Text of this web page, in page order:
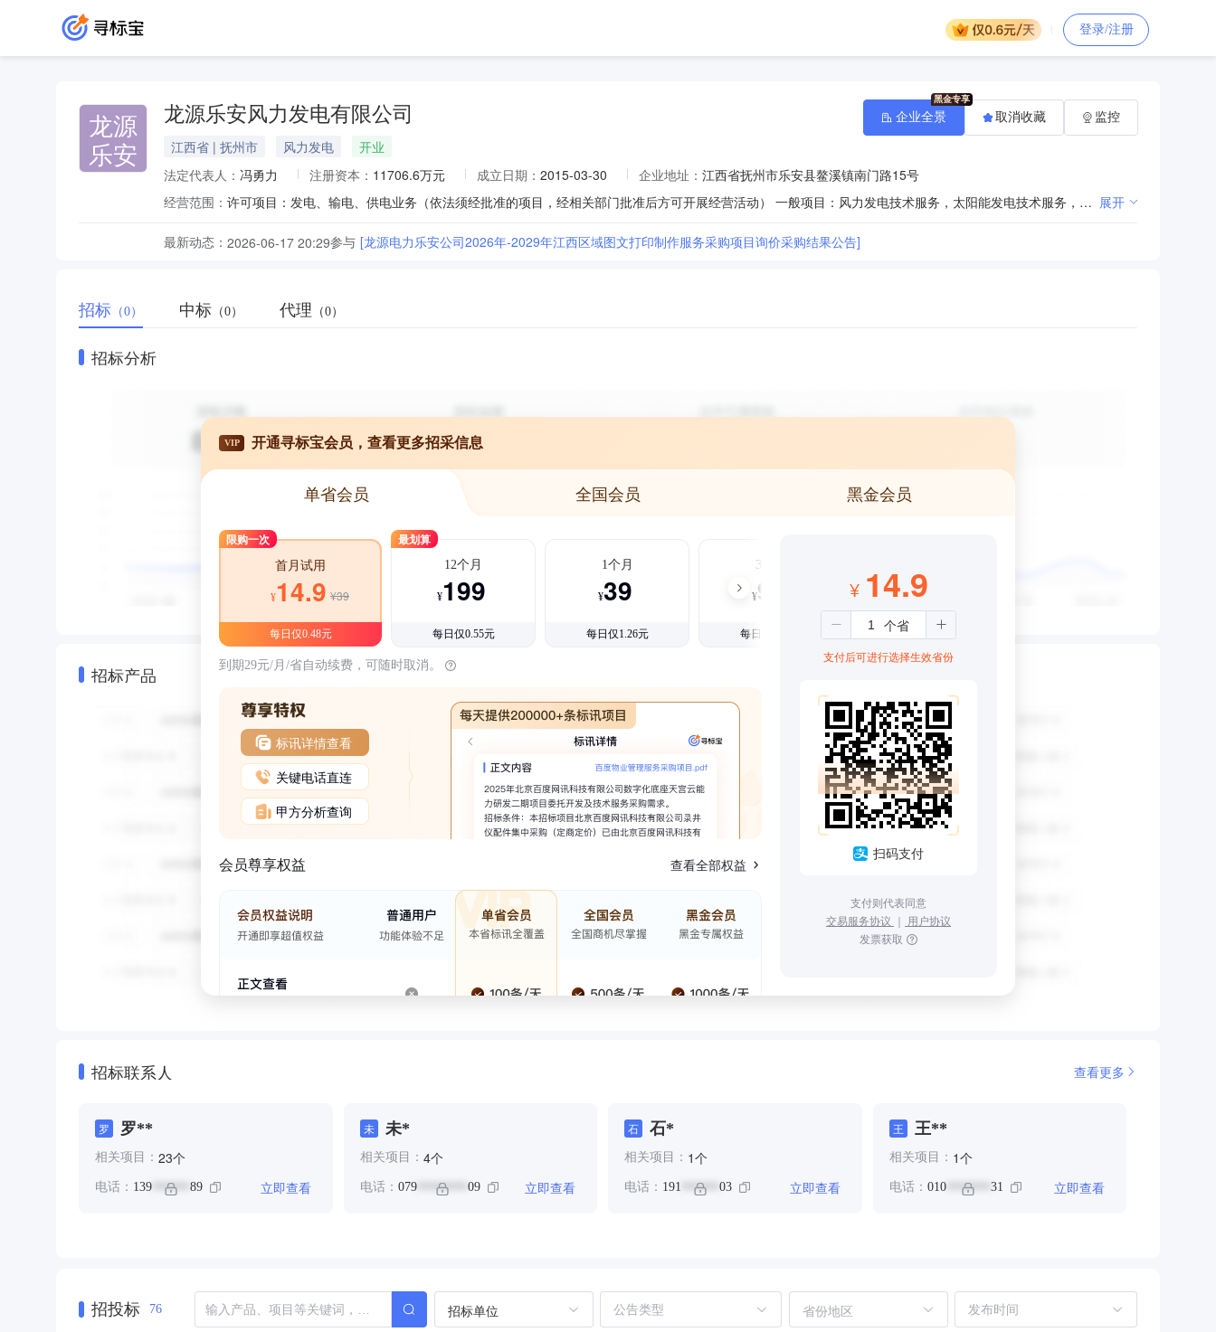
登录/注册
龙源
乐安
龙源乐安风力发电有限公司
江西省 | 抚州市 风力发电
开业
法定代表人： 冯勇力 注册资本： 11706.6万元 成立日期： 2015-03-30 企业地址： 江西省抚州市乐安县鳌溪镇南门路15号
经营范围：
许可项目：发电、输电、供电业务（依法须经批准的项目，经相关部门批准后方可开展经营活动） 一般项目：风力发电技术服务，太阳能发电技术服务，新兴能源技术研发，电气设备修理，通用设备修理，技术服务、技术开发、技术咨询、技术交流、技术转让、技术推广（除许可业务外，可自主依法经营法律法规非禁止或限制的项目） 展开
最新动态： 2026-06-17 20:29参与 [龙源电力乐安公司2026年-2029年江西区域图文打印制作服务采购项目询价采购结果公告]
企业全景 取消收藏 监控
招标 （0） 中标 （0） 代理 （0）
招标分析
招标产品
VIP 开通寻标宝会员，查看更多招采信息
单省会员 全国会员 黑金会员
限购一次
首月试用
¥14.9 ¥39
每日仅0.48元
最划算
12个月
¥199
每日仅0.55元
1个月
¥39
每日仅1.26元
3个月
¥99
每日仅1.08元
到期29元/月/省自动续费，可随时取消。
标讯详情查看
关键电话直连
甲方分析查询
会员尊享权益 查看全部权益
¥ 14.9
支付后可进行选择生效省份
扫码支付
支付则代表同意
交易服务协议 ｜ 用户协议
发票获取
招标联系人 查看更多
罗 罗**
相关项目： 23个
电话： 139 ****** 89 立即查看
未 未*
相关项目： 4个
电话： 079******** 09 立即查看
石 石*
相关项目： 1个
电话： 191 ****** 03 立即查看
王 王**
相关项目： 1个
电话： 010******* 31 立即查看
招投标 76 招标单位 省份地区